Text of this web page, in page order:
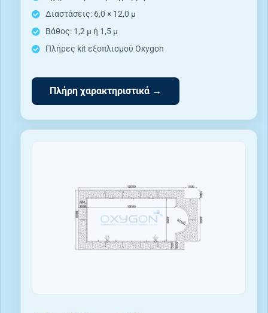
Διαστάσεις: 6,0 × 12,0 μ
Βάθος: 1,2 μ ή 1,5 μ
Πλήρες kit εξοπλισμού Oxygon
Πλήρη χαρακτηριστικά →